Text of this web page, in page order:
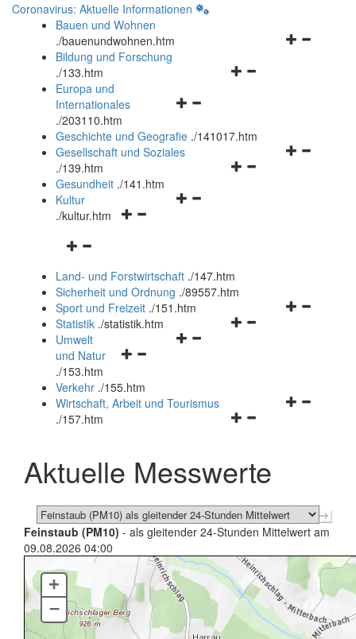
Coronavirus: Aktuelle Informationen
Bauen und Wohnen
./bauenundwohnen.htm
Navigationsmenü
Bildung und Forschung
./133.htm
Navigationsmenü
und
schließen
Europa und
Internationales
./203110.htm
Geschichte und Geografie ./141017.htm
Navigationsmenü
Gesellschaft und Soziales
./139.htm
Navigationsmenü
Gesundheit ./141.htm
Navigationsmenü
Kultur
./kultur.htm
Navigationsmenü
und
schließen
Land- und Forstwirtschaft ./147.htm
Sicherheit und Ordnung ./89557.htm
Navigationsmenü
Sport und Freizeit ./151.htm
Navigationsmenü
Statistik ./statistik.htm
Navigationsmenü
und
schließen
Umwelt
und Natur
./153.htm
Verkehr ./155.htm
Navigationsmenü
schließen
Wirtschaft, Arbeit und Tourismus
./157.htm
Aktuelle Messwerte
Feinstaub (PM10) - als gleitender 24-Stunden Mittelwert am
09.08.2026 04:00
+
–